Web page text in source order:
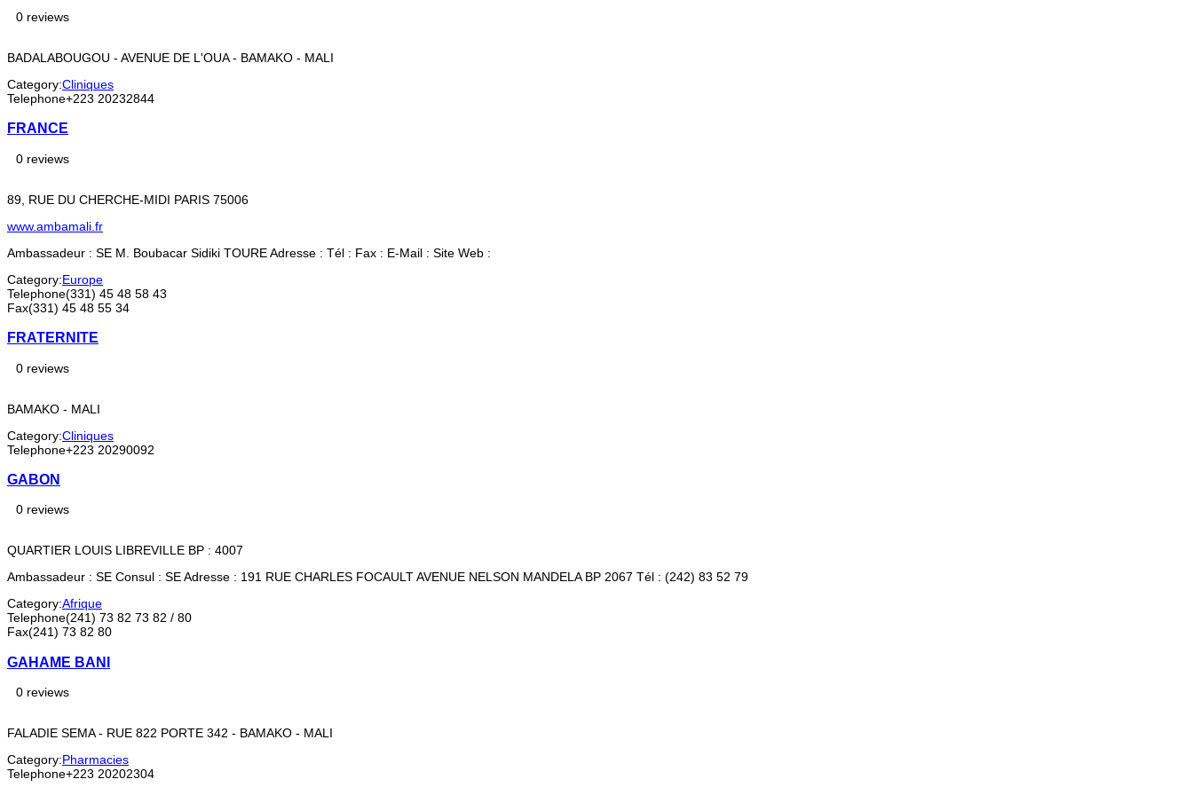
0 reviews
BADALABOUGOU - AVENUE DE L'OUA - BAMAKO - MALI
Category:Cliniques
Telephone+223 20232844
FRANCE
0 reviews
89, RUE DU CHERCHE-MIDI PARIS 75006
www.ambamali.fr
Ambassadeur : SE M. Boubacar Sidiki TOURE Adresse : Tél : Fax : E-Mail : Site Web :
Category:Europe
Telephone(331) 45 48 58 43
Fax(331) 45 48 55 34
FRATERNITE
0 reviews
BAMAKO - MALI
Category:Cliniques
Telephone+223 20290092
GABON
0 reviews
QUARTIER LOUIS LIBREVILLE BP : 4007
Ambassadeur : SE Consul : SE Adresse : 191 RUE CHARLES FOCAULT AVENUE NELSON MANDELA BP 2067 Tél : (242) 83 52 79
Category:Afrique
Telephone(241) 73 82 73 82 / 80
Fax(241) 73 82 80
GAHAME BANI
0 reviews
FALADIE SEMA - RUE 822 PORTE 342 - BAMAKO - MALI
Category:Pharmacies
Telephone+223 20202304